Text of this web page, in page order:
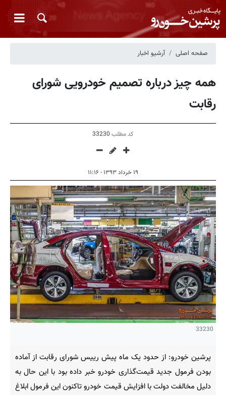
صفحه اصلی آرشیو اخبار
همه چیز درباره تصمیم خودرویی شورای
رقابت
کد مطلب 33230
۱۹ خرداد ۱۳۹۳ - ۱۱:۱۶
33230
پرشین خودرو: از حدود یک ماه پیش رییس شورای رقابت از آماده
بودن فرمول جدید قیمت‌گذاری خودرو خبر داده بود با این حال به
دلیل مخالفت دولت با افزایش قیمت خودرو تاکنون این فرمول ابلاغ